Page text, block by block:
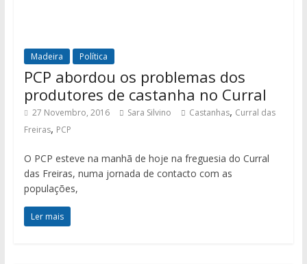
Madeira Política
PCP abordou os problemas dos
produtores de castanha no Curral
27 Novembro, 2016 Sara Silvino Castanhas, Curral das
Freiras, PCP
O PCP esteve na manhã de hoje na freguesia do Curral
das Freiras, numa jornada de contacto com as
populações,
Ler mais